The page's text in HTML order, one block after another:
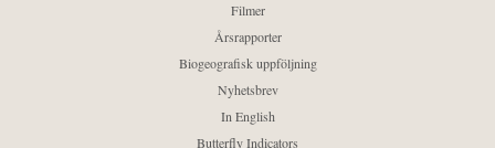
Filmer
Årsrapporter
Biogeografisk uppföljning
Nyhetsbrev
In English
Butterfly Indicators